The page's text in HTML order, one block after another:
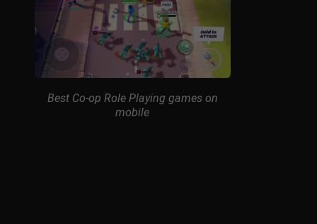
Best Co-op Role Playing games on
mobile